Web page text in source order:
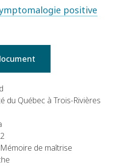
positive
du Québec à Trois-Rivières
Mémoire de maîtrise